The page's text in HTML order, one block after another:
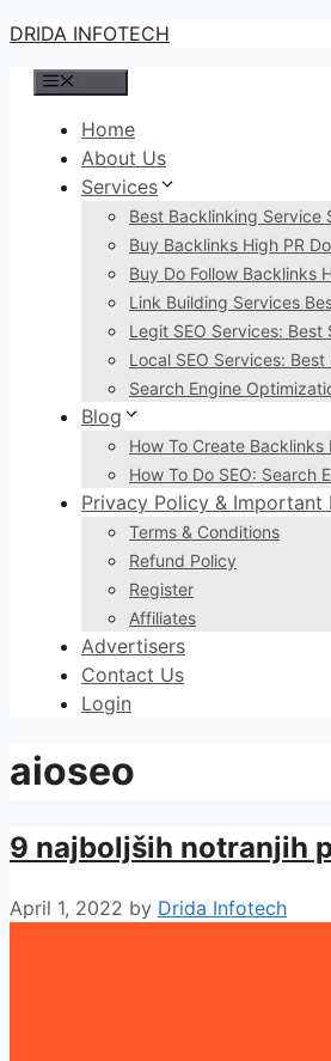
Skip
content
DRIDA INFOTECH
Home
About Us
Services
Best Backlinking Service
Buy Backlinks High PR
Buy Do Follow Backlinks
Link Building Services
Legit SEO Services: Best
Local SEO Services: Best
Search Engine
Blog
How To Create Backlinks
How To Do SEO: Search
Privacy Policy & Important
Terms & Conditions
Refund Policy
Register
Affiliates
Advertisers
Contact Us
Login
aioseo
9 najboljših notranjih
April 1, 2022 by Drida Infotech